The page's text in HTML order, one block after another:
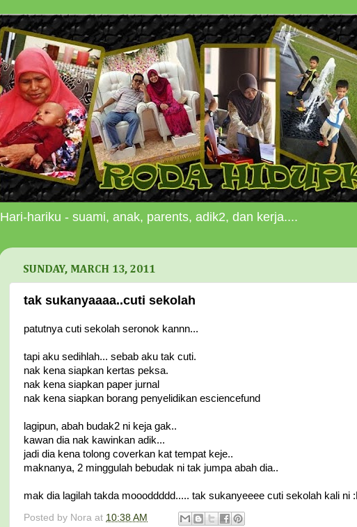
Hari-hariku - suami, anak, parents, adik2, dan kerja....
SUNDAY, MARCH 13, 2011
tak sukanyaaaa..cuti sekolah
patutnya cuti sekolah seronok kannn...
tapi aku sedihlah... sebab aku tak cuti.
nak kena siapkan kertas peksa.
nak kena siapkan paper jurnal
nak kena siapkan borang penyelidikan esciencefund
lagipun, abah budak2 ni keja gak..
kawan dia nak kawinkan adik...
jadi dia kena tolong coverkan kat tempat keje..
maknanya, 2 minggulah bebudak ni tak jumpa abah dia..
mak dia lagilah takda moooddddd..... tak sukanyeeee cuti sekolah kali ni
Posted by Nora at 10:38 AM